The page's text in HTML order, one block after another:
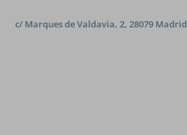
c/ Marques de Valdavia, 2, 28079 Madrid